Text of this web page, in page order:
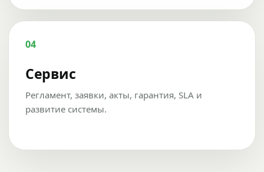
04
Сервис
Регламент, заявки, акты, гарантия, SLA и
развитие системы.